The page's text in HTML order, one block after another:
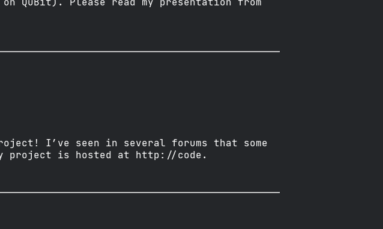
on QuBit). Please read my presentation from
I’ve seen in several forums that some
project is hosted at http://code.